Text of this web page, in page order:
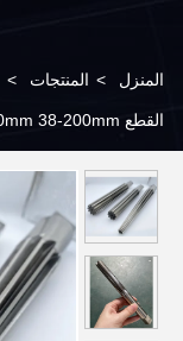
المنزل > المنتجات >
القطع 20mm 38-200mm الطول العام